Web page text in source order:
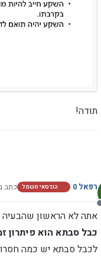
תודה!
מנותק
רפאל 0 הנדסאי חשמל כתב
אתה לא הראשון שהבעיה
כבל סבתא הוא פיתרון
לכבל סבתא יש כמה